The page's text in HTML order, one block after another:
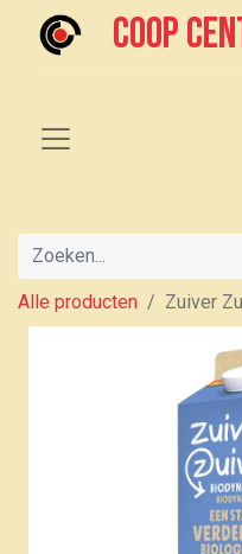
Coop
Alle producten Zuiver